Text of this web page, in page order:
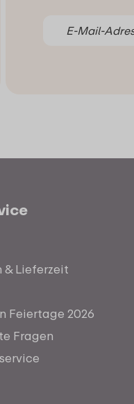
& Lieferzeit
Feiertage 2026
Fragen